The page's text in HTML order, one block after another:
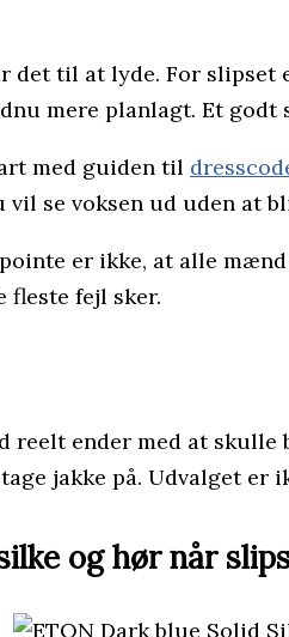
det til at lyde. For
mere planlagt. Et
med guiden til
se voksen ud uden at
er ikke, at alle
fleste fejl sker.
ender med at
jakke på. Udvalget er
og hør når